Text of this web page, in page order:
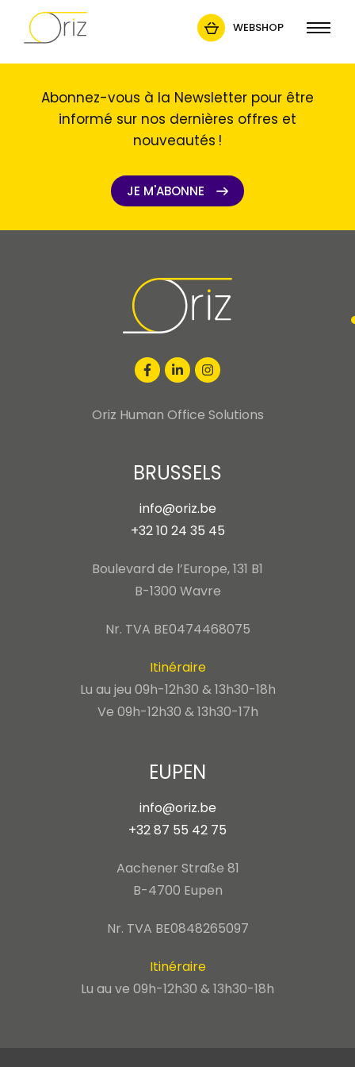
WEBSHOP
Abonnez-vous à la Newsletter pour être
informé sur nos dernières offres et
nouveautés !
JE M'ABONNE
Oriz Human Office Solutions
BRUSSELS
info@oriz.be
+32 10 24 35 45
Boulevard de l’Europe, 131 B1
B-1300 Wavre
Nr. TVA BE0474468075
Itinéraire
Lu au jeu 09h-12h30 & 13h30-18h
Ve 09h-12h30 & 13h30-17h
EUPEN
info@oriz.be
+32 87 55 42 75
Aachener Straße 81
B-4700 Eupen
Nr. TVA BE0848265097
Itinéraire
Lu au ve 09h-12h30 & 13h30-18h